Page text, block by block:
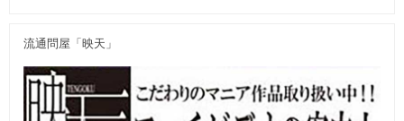
流通問屋「映天」